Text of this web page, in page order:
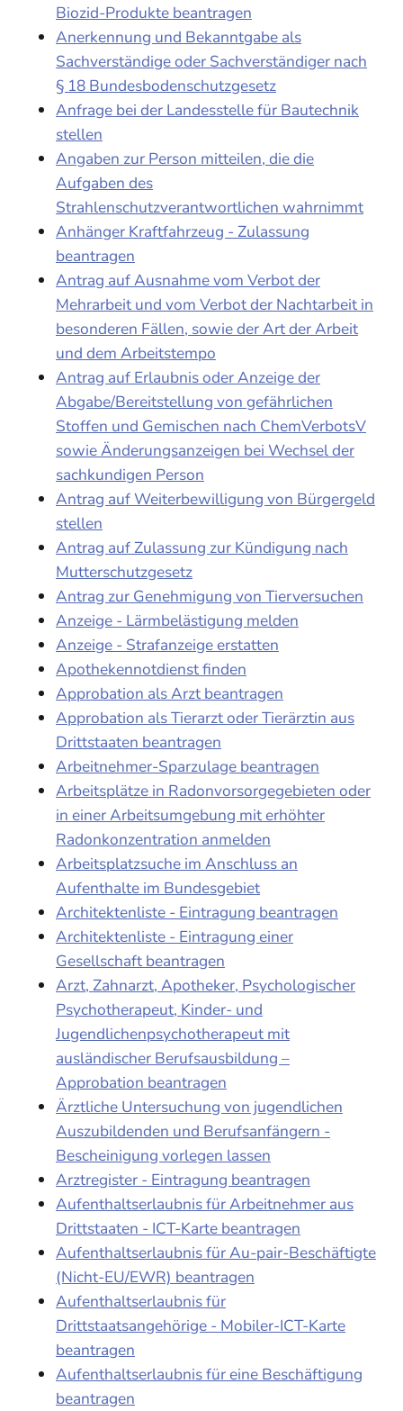
Biozid-Produkte beantragen
Anerkennung und Bekanntgabe als
Sachverständige oder Sachverständiger nach
§ 18 Bundesbodenschutzgesetz
Anfrage bei der Landesstelle für Bautechnik
stellen
Angaben zur Person mitteilen, die die
Aufgaben des
Strahlenschutzverantwortlichen wahrnimmt
Anhänger Kraftfahrzeug - Zulassung
beantragen
Antrag auf Ausnahme vom Verbot der
Mehrarbeit und vom Verbot der Nachtarbeit in
besonderen Fällen, sowie der Art der Arbeit
und dem Arbeitstempo
Antrag auf Erlaubnis oder Anzeige der
Abgabe/Bereitstellung von gefährlichen
Stoffen und Gemischen nach ChemVerbotsV
sowie Änderungsanzeigen bei Wechsel der
sachkundigen Person
Antrag auf Weiterbewilligung von Bürgergeld
stellen
Antrag auf Zulassung zur Kündigung nach
Mutterschutzgesetz
Antrag zur Genehmigung von Tierversuchen
Anzeige - Lärmbelästigung melden
Anzeige - Strafanzeige erstatten
Apothekennotdienst finden
Approbation als Arzt beantragen
Approbation als Tierarzt oder Tierärztin aus
Drittstaaten beantragen
Arbeitnehmer-Sparzulage beantragen
Arbeitsplätze in Radonvorsorgegebieten oder
in einer Arbeitsumgebung mit erhöhter
Radonkonzentration anmelden
Arbeitsplatzsuche im Anschluss an
Aufenthalte im Bundesgebiet
Architektenliste - Eintragung beantragen
Architektenliste - Eintragung einer
Gesellschaft beantragen
Arzt, Zahnarzt, Apotheker, Psychologischer
Psychotherapeut, Kinder- und
Jugendlichenpsychotherapeut mit
ausländischer Berufsausbildung –
Approbation beantragen
Ärztliche Untersuchung von jugendlichen
Auszubildenden und Berufsanfängern -
Bescheinigung vorlegen lassen
Arztregister - Eintragung beantragen
Aufenthaltserlaubnis für Arbeitnehmer aus
Drittstaaten - ICT-Karte beantragen
Aufenthaltserlaubnis für Au-pair-Beschäftigte
(Nicht-EU/EWR) beantragen
Aufenthaltserlaubnis für
Drittstaatsangehörige - Mobiler-ICT-Karte
beantragen
Aufenthaltserlaubnis für eine Beschäftigung
beantragen